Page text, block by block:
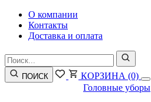
О компании
Контакты
Доставка и оплата
ПОИСК КОРЗИНА (0)
Головные уборы